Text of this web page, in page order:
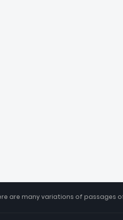
are many variations of passages